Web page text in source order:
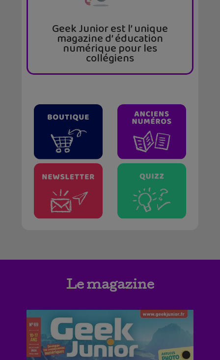
Geek Junior est l’ unique
magazine d’ éducation
numérique pour les
collégiens
Le magazine